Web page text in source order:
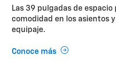
Las 39 pulgadas de
comodidad en los asientos
equipaje.
Conoce más